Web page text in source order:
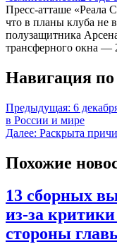
Пресс-атташе «Реала
что в планы клуба не
полузащитника
трансферного окна —
Навигация по
Предыдущая: 6
в России и мире
Далее: Раскрыта
Похожие
13 сборных
из-за
стороны